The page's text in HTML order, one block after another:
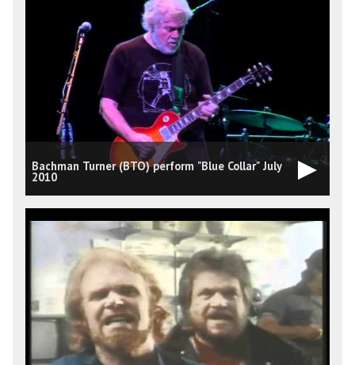
Bachman Turner (BTO) perform "Blue Collar" July
2010